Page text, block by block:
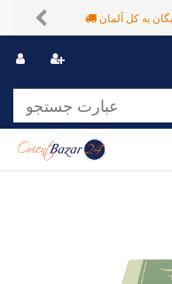
با خرید بالای 59,99 یورو ارسال رایگان به کل آلمان
Previous